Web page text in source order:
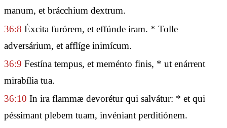
manum, et brácchium dextrum.
36:8 Éxcita furórem, et effúnde iram. * Tolle
adversárium, et afflíge inimícum.
36:9 Festína tempus, et meménto finis, * ut enárrent
mirabília tua.
36:10 In ira flammæ devorétur qui salvátur: * et qui
péssimant plebem tuam, invéniant perditiónem.